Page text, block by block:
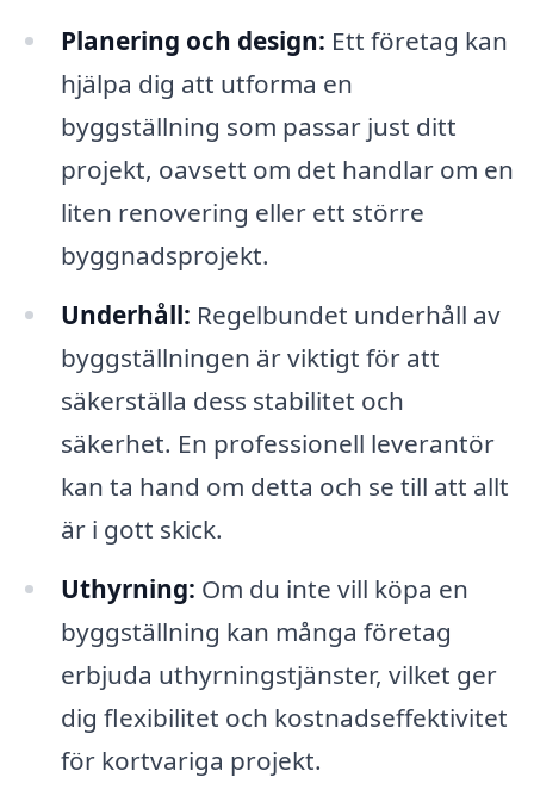
Planering och design: Ett företag kan
hjälpa dig att utforma en
byggställning som passar just ditt
projekt, oavsett om det handlar om en
liten renovering eller ett större
byggnadsprojekt.
Underhåll: Regelbundet underhåll av
byggställningen är viktigt för att
säkerställa dess stabilitet och
säkerhet. En professionell leverantör
kan ta hand om detta och se till att allt
är i gott skick.
Uthyrning: Om du inte vill köpa en
byggställning kan många företag
erbjuda uthyrningstjänster, vilket ger
dig flexibilitet och kostnadseffektivitet
för kortvariga projekt.